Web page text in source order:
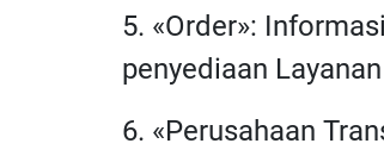
5. «Order»:
penyediaan
6. «Perusahaan